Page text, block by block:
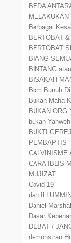
BEDA
MELAKUKAN
Berbagai
BERTOBAT
BERTOBAT
BIANG
BINTANG
BISAKAH
Bom Bunuh
Bukan Maha
BUKAN ORG
bukan Yahweh.
BUKTI
PEMBAPTIS
CALVINISME
CARA IBLIS
MUJIZAT
Covid-19
dan
Daniel
Dasar
DEBAT /
demonstran